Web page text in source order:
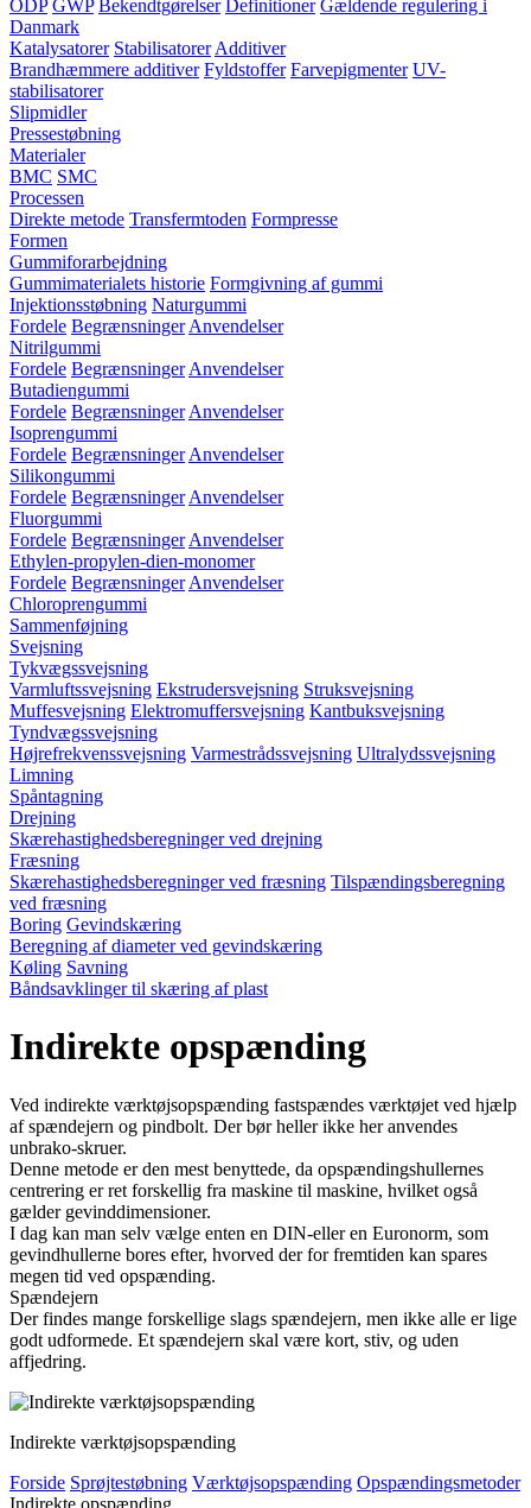
ODP GWP Bekendtgørelser Definitioner Gældende regulering i
Danmark
Katalysatorer Stabilisatorer Additiver
Brandhæmmere additiver Fyldstoffer Farvepigmenter UV-
stabilisatorer
Slipmidler
Pressestøbning
Materialer
BMC SMC
Processen
Direkte metode Transfermtoden Formpresse
Formen
Gummiforarbejdning
Gummimaterialets historie Formgivning af gummi
Injektionsstøbning Naturgummi
Fordele Begrænsninger Anvendelser
Nitrilgummi
Fordele Begrænsninger Anvendelser
Butadiengummi
Fordele Begrænsninger Anvendelser
Isoprengummi
Fordele Begrænsninger Anvendelser
Silikongummi
Fordele Begrænsninger Anvendelser
Fluorgummi
Fordele Begrænsninger Anvendelser
Ethylen-propylen-dien-monomer
Fordele Begrænsninger Anvendelser
Chloroprengummi
Sammenføjning
Svejsning
Tykvægssvejsning
Varmluftssvejsning Ekstrudersvejsning Struksvejsning
Muffesvejsning Elektromuffersvejsning Kantbuksvejsning
Tyndvægssvejsning
Højrefrekvenssvejsning Varmestrådssvejsning Ultralydssvejsning
Limning
Spåntagning
Drejning
Skærehastighedsberegninger ved drejning
Fræsning
Skærehastighedsberegninger ved fræsning Tilspændingsberegning
ved fræsning
Boring Gevindskæring
Beregning af diameter ved gevindskæring
Køling Savning
Båndsavklinger til skæring af plast
Indirekte opspænding
Ved indirekte værktøjsopspænding fastspændes værktøjet ved hjælp
af spændejern og pindbolt. Der bør heller ikke her anvendes
unbrako-skruer.
Denne metode er den mest benyttede, da opspændingshullernes
centrering er ret forskellig fra maskine til maskine, hvilket også
gælder gevinddimensioner.
I dag kan man selv vælge enten en DIN-eller en Euronorm, som
gevind­hullerne bores efter, hvorved der for fremtiden kan spares
megen tid ved opspænding.
Spændejern
Der findes mange forskellige slags spændejern, men ikke alle er lige
godt udformede. Et spændejern skal være kort, stiv, og uden
affjedring.
Indirekte værktøjsopspænding
Forside Sprøjtestøbning Værktøjsopspænding Opspændingsmetoder
Indirekte opspænding